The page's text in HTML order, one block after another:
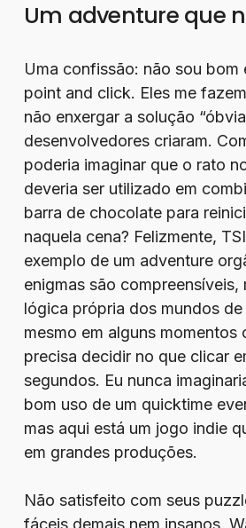
Um adventure que
Uma confissão: não sou bom
point and click. Eles me
não enxergar a solução
desenvolvedores criaram.
poderia imaginar que o rato
deveria ser utilizado em
barra de chocolate para
naquela cena? Felizmente,
exemplo de um adventure
enigmas são compreensíveis,
lógica própria dos mundos
mesmo em alguns momentos
precisa decidir no que clicar
segundos. Eu nunca
bom uso de um quicktime
mas aqui está um jogo indie
em grandes produções.
Não satisfeito com seus